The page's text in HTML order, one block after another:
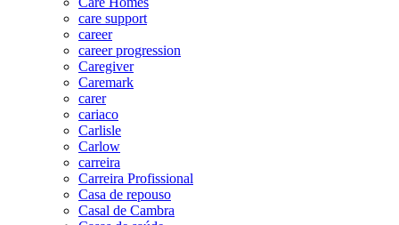
care support
career
career progression
Caregiver
Caremark
carer
cariaco
Carlisle
Carlow
carreira
Carreira Profissional
Casa de repouso
Casal de Cambra